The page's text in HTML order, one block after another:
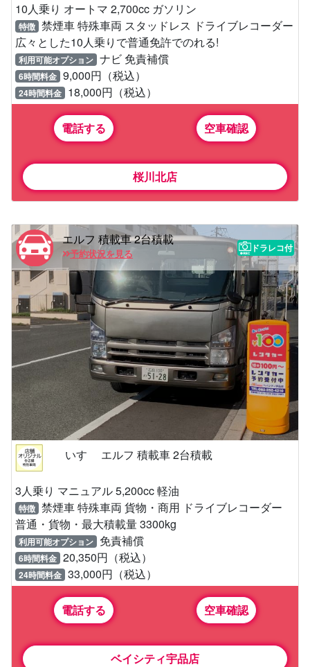
10人乗り オートマ 2,700cc ガソリン
特徴 禁煙車 特殊車両 スタッドレス ドライブレコーダー
広々とした10人乗りで普通免許でのれる!
利用可能オプション ナビ 免責補償
6時間料金 9,000円（税込）
24時間料金 18,000円（税込）
電話する 空車確認
桜川北店
エルフ 積載車 2台積載
予約状況を見る
ドラレコ付
いすゞ エルフ 積載車 2台積載
3人乗り マニュアル 5,200cc 軽油
特徴 禁煙車 特殊車両 貨物・商用 ドライブレコーダー
普通・貨物・最大積載量 3300kg
利用可能オプション 免責補償
6時間料金 20,350円（税込）
24時間料金 33,000円（税込）
電話する 空車確認
ベイシティ宇品店